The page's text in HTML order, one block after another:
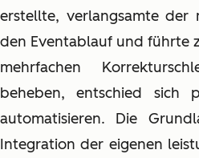
erstellte, verlangsamte der
den Eventablauf und führte
mehrfachen
beheben, entschied sich
automatisieren. Die
Integration der eigenen